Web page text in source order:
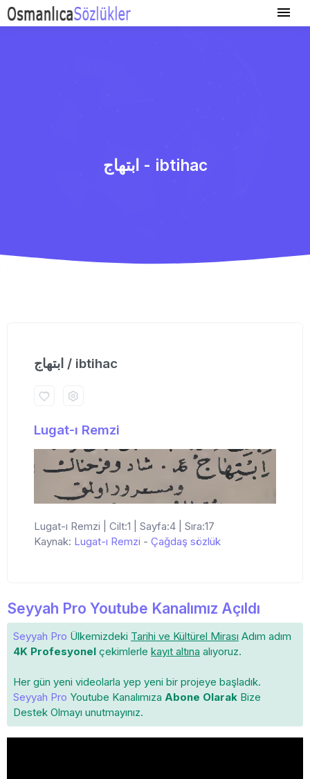
ابتهاج - ibtihac
ابتهاج / ibtihac
Lugat-ı Remzi
Lugat-ı Remzi | Cilt:1 | Sayfa:4 | Sıra:17
Kaynak: Lugat-ı Remzi - Çağdaş sözlük
Seyyah Pro Youtube Kanalımız Açıldı
Seyyah Pro Ülkemizdeki Tarihi ve Kültürel Mirası Adım adım
4K Profesyonel çekimlerle kayıt altına alıyoruz.
Her gün yeni videolarla yep yeni bir projeye başladık.
Seyyah Pro Youtube Kanalımıza Abone Olarak Bize
Destek Olmayı unutmayınız.